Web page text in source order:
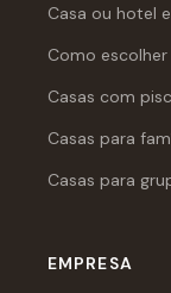
Casa ou hotel
Como escolher
Casas com
Casas para
Casas para
EMPRESA